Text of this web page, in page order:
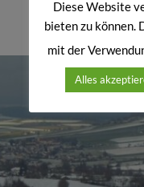
Diese Website
bieten zu können.
mit der
Alles